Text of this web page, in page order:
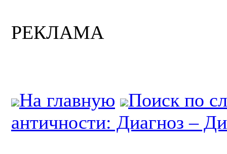
РЕКЛАМА
На главную
Поиск по
античности: Диагноз –